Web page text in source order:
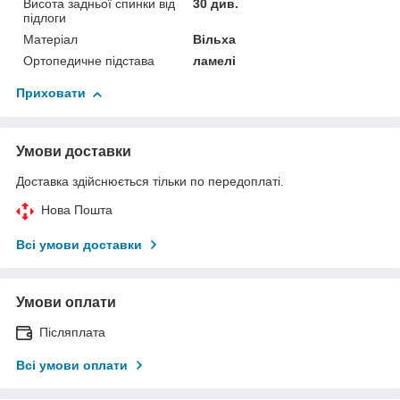
Висота задньої спинки від
підлоги
30 див.
Матеріал
Вільха
Ортопедичне підстава
ламелі
Приховати
Умови доставки
Доставка здійснюється тільки по передоплаті.
Нова Пошта
Всі умови доставки
Умови оплати
Післяплата
Всі умови оплати